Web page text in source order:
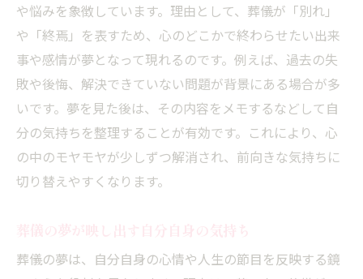
や悩みを象徴しています。理由として、葬儀が「別れ」
や「終焉」を表すため、心のどこかで終わらせたい出来
事や感情が夢となって現れるのです。例えば、過去の失
敗や後悔、解決できていない問題が背景にある場合が多
いです。夢を見た後は、その内容をメモするなどして自
分の気持ちを整理することが有効です。これにより、心
の中のモヤモヤが少しずつ解消され、前向きな気持ちに
切り替えやすくなります。
葬儀の夢は、自分自身の心情や人生の節目を反映する鏡